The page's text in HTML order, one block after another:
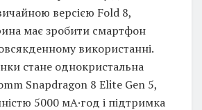
версією Fold 8,
має зробити смартфон
використанні.
стане однокристальна
Snapdragon 8 Elite Gen 5,
5000 мА·год і підтримка